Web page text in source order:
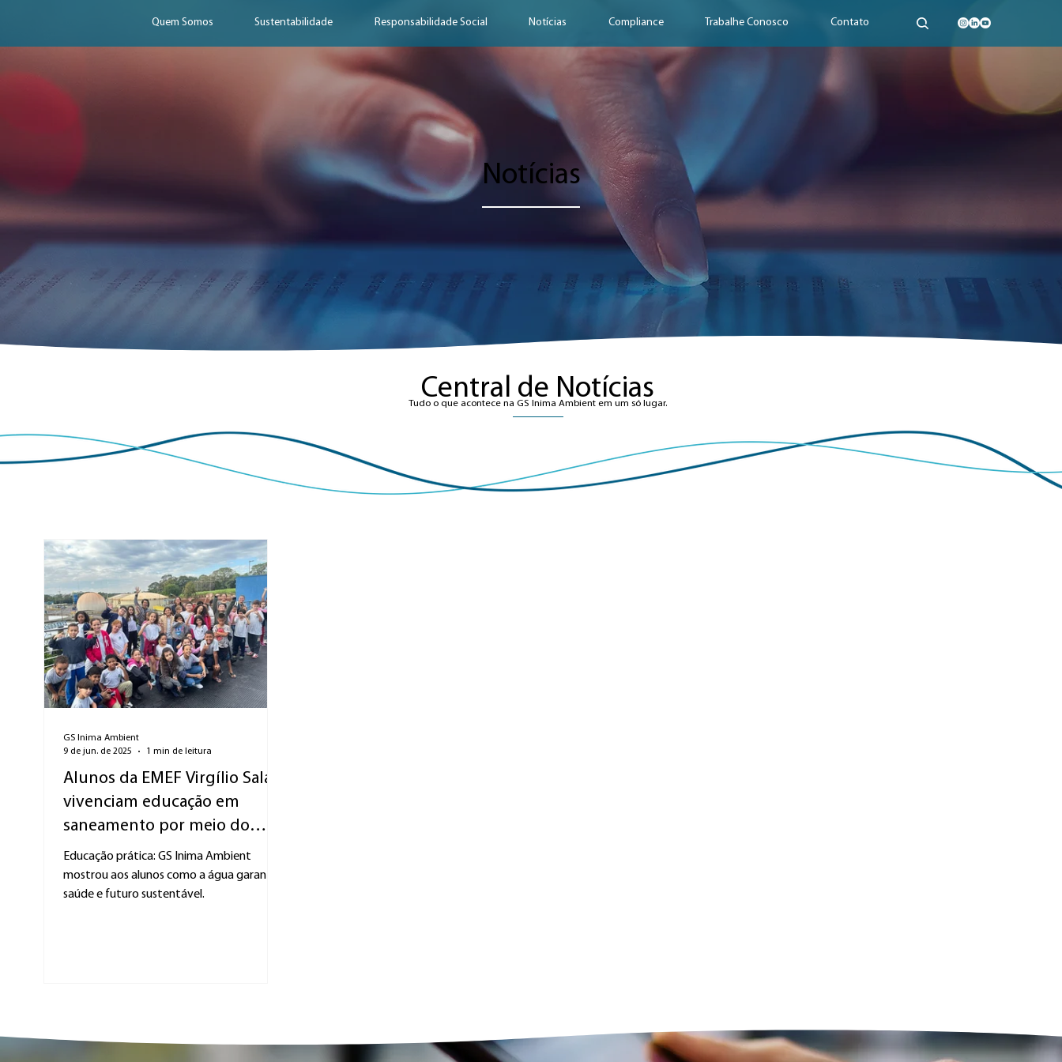
Quem Somos Sustentabilidade Responsabilidade Social Notícias Compliance Trabalhe Conosco Contato
Notícias
Central de Notícias
Tudo o que acontece na GS Inima Ambient em um só lugar.
Alunos da EMEF Virgílio Salata
vivenciam educação em
saneamento por meio do
projeto Herdeiros do Futuro
Educação prática: GS Inima Ambient
mostrou aos alunos como a água garante
saúde e futuro sustentável.
GS Inima Ambient
9 de jun. de 2025
1 min de leitura